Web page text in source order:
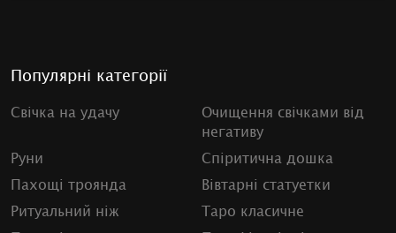
Популярні категорії
Свічка на удачу
Очищення свічками від
негативу
Руни
Спіритична дошка
Пахощі троянда
Вівтарні статуетки
Ритуальний ніж
Таро класичне